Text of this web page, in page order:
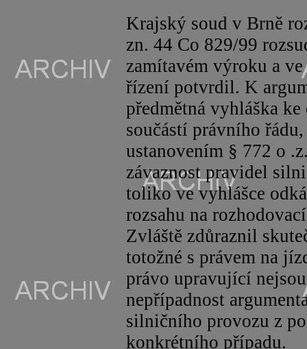
Krajský soud v Brně
zn. 44 Co 829/99
zamítavém výroku a
řízení potvrdil. K
předmětná vyhláška
součástí právního
ustanovením § 772 o
závaznost pravidel
toliko ve vyhlášce
rozsahu na
Zvláště zdůraznil
totožné s právem na
právo upravující
nepřípadnost
silničního provozu z
konkrétního případu.